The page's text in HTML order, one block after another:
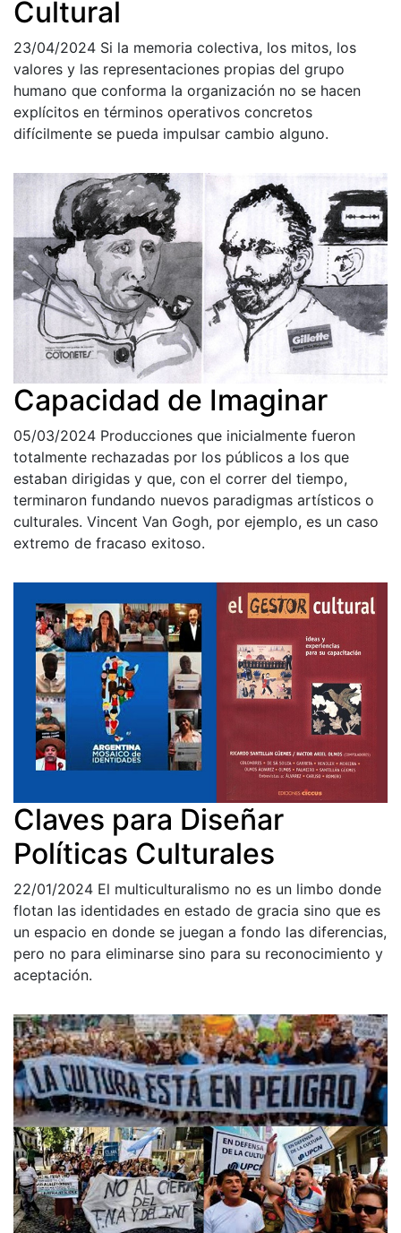
Cultural
23/04/2024 Si la memoria colectiva, los mitos, los
valores y las representaciones propias del grupo
humano que conforma la organización no se hacen
explícitos en términos operativos concretos
difícilmente se pueda impulsar cambio alguno.
Capacidad de Imaginar
05/03/2024 Producciones que inicialmente fueron
totalmente rechazadas por los públicos a los que
estaban dirigidas y que, con el correr del tiempo,
terminaron fundando nuevos paradigmas artísticos o
culturales. Vincent Van Gogh, por ejemplo, es un caso
extremo de fracaso exitoso.
Claves para Diseñar
Políticas Culturales
22/01/2024 El multiculturalismo no es un limbo donde
flotan las identidades en estado de gracia sino que es
un espacio en donde se juegan a fondo las diferencias,
pero no para eliminarse sino para su reconocimiento y
aceptación.